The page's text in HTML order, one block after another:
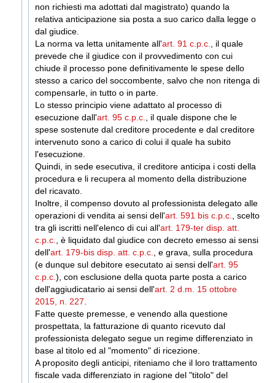
non richiesti ma adottati dal magistrato) quando la
relativa anticipazione sia posta a suo carico dalla legge o
dal giudice.
La norma va letta unitamente all'art. 91 c.p.c.
, il quale
prevede che il giudice con il provvedimento con cui
chiude il processo pone definitivamente le spese dello
stesso a carico del soccombente, salvo che non ritenga di
compensarle, in tutto o in parte.
Lo stesso principio viene adattato al processo di
esecuzione dall'art. 95 c.p.c.
, il quale dispone che le
spese sostenute dal creditore procedente e dal creditore
intervenuto sono a carico di colui il quale ha subito
l'esecuzione.
Quindi, in sede esecutiva, il creditore anticipa i costi della
procedura e li recupera al momento della distribuzione
del ricavato.
Inoltre, il compenso dovuto al professionista delegato alle
operazioni di vendita ai sensi dell'art. 591 bis c.p.c.
, scelto
tra gli iscritti nell'elenco di cui all'art. 179-ter disp. att.
c.p.c.
, è liquidato dal giudice con decreto emesso ai sensi
dell'art. 179-bis disp. att. c.p.c.
, e grava, sulla procedura
(e dunque sul debitore esecutato ai sensi dell'art. 95
c.p.c. ), con esclusione della quota parte posta a carico
dell'aggiudicatario ai sensi dell'art. 2 d.m. 15 ottobre
2015, n. 227
Fatte queste premesse, e venendo alla questione
prospettata, la fatturazione di quanto ricevuto dal
professionista delegato segue un regime differenziato in
base al titolo ed al "momento" di ricezione.
A proposito degli anticipi, riteniamo che il loro trattamento
fiscale vada differenziato in ragione del "titolo" del